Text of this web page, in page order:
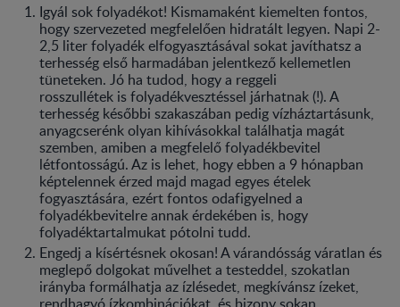
Igyál sok folyadékot! Kismamaként kiemelten fontos,
hogy szervezeted megfelelően hidratált legyen. Napi 2-
2,5 liter folyadék elfogyasztásával sokat javíthatsz a
terhesség első harmadában jelentkező kellemetlen
tüneteken. Jó ha tudod, hogy a reggeli
rosszullétek is folyadékvesztéssel járhatnak (!). A
terhesség későbbi szakaszában pedig vízháztartásunk,
anyagcserénk olyan kihívásokkal találhatja magát
szemben, amiben a megfelelő folyadékbevitel
létfontosságú. Az is lehet, hogy ebben a 9 hónapban
képtelennek érzed majd magad egyes ételek
fogyasztására, ezért fontos odafigyelned a
folyadékbevitelre annak érdekében is, hogy
folyadéktartalmukat pótolni tudd.
Engedj a kísértésnek okosan! A várandósság váratlan és
meglepő dolgokat művelhet a testeddel, szokatlan
irányba formálhatja az ízlésedet, megkívánsz ízeket,